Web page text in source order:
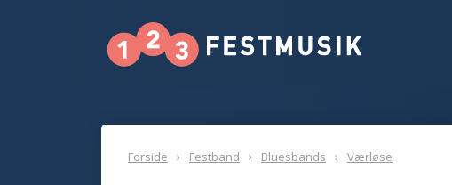
Forside Festband Bluesbands Værløse